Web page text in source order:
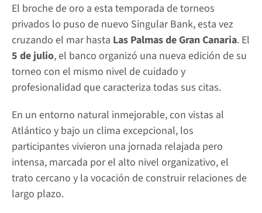
El broche de oro a esta temporada de torneos
privados lo puso de nuevo Singular Bank, esta vez
cruzando el mar hasta Las Palmas de Gran Canaria
5 de julio, el banco organizó una nueva edición de su
torneo con el mismo nivel de cuidado y
profesionalidad que caracteriza todas sus citas.
En un entorno natural inmejorable, con vistas al
Atlántico y bajo un clima excepcional, los
participantes vivieron una jornada relajada pero
intensa, marcada por el alto nivel organizativo, el
trato cercano y la vocación de construir relaciones de
largo plazo.